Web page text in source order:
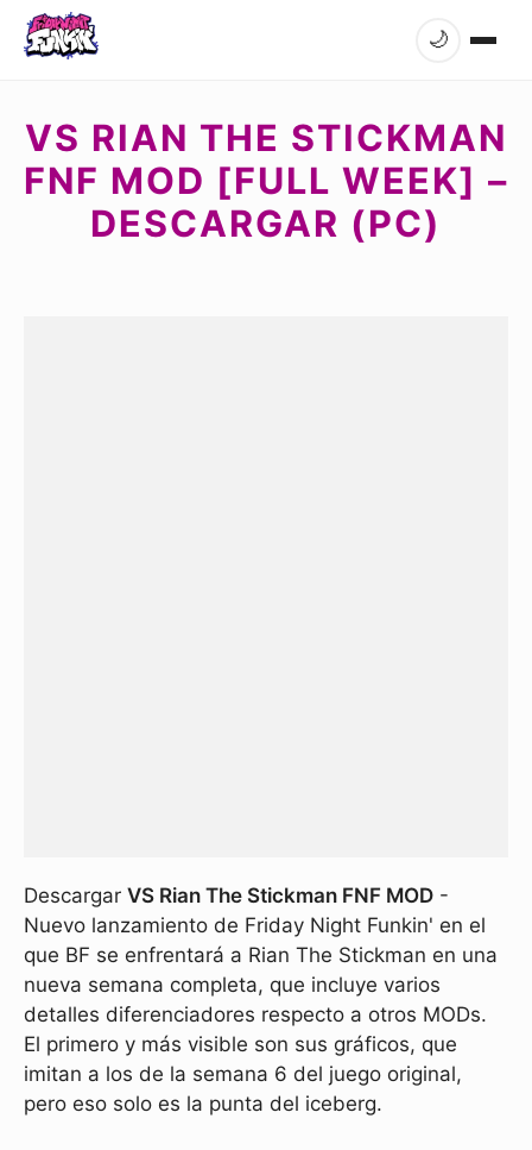
🌙
VS RIAN THE STICKMAN
FNF MOD [FULL WEEK] –
DESCARGAR (PC)
Descargar VS Rian The Stickman FNF MOD -
Nuevo lanzamiento de Friday Night Funkin' en el
que BF se enfrentará a Rian The Stickman en una
nueva semana completa, que incluye varios
detalles diferenciadores respecto a otros MODs.
El primero y más visible son sus gráficos, que
imitan a los de la semana 6 del juego original,
pero eso solo es la punta del iceberg.